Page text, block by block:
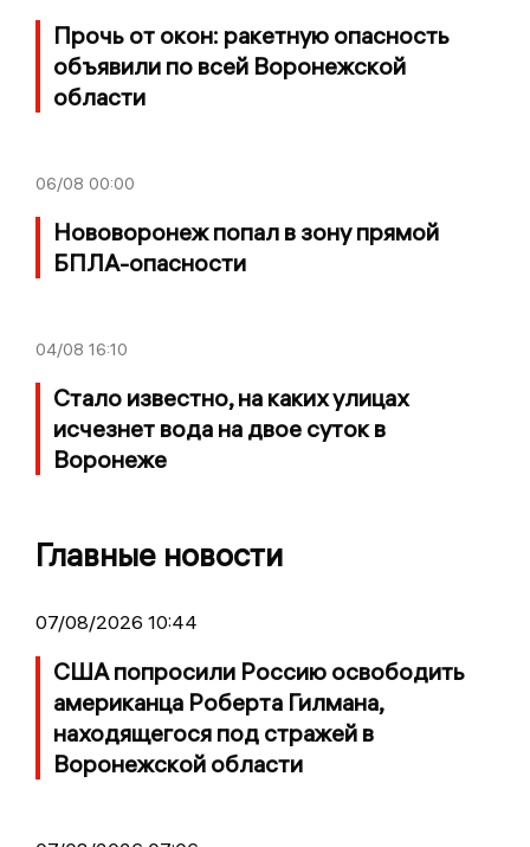
Прочь от окон: ракетную опасность
объявили по всей Воронежской
области
06/08 00:00
Нововоронеж попал в зону прямой
БПЛА-опасности
04/08 16:10
Стало известно, на каких улицах
исчезнет вода на двое суток в
Воронеже
Главные новости
07/08/2026 10:44
США попросили Россию освободить
американца Роберта Гилмана,
находящегося под стражей в
Воронежской области